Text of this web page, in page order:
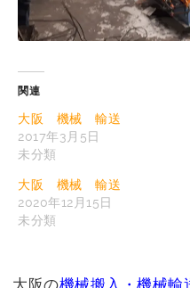
関連
大阪 機械 輸送
2017年3月5日
未分類
大阪 機械 輸送
2020年12月15日
未分類